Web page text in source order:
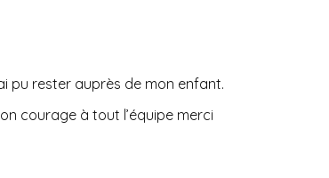
pu rester auprès de mon enfant.
courage à tout l’équipe merci